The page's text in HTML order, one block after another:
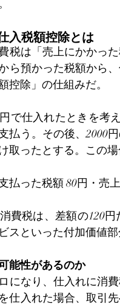
入税額控除とは
税は「売上にかかっ
ら預かった税額から
控除」の仕組みだ。
で仕入れたときを考
払う。その後、2000
取ったとする。この
払った税額 80円・売
費税は、差額の120
スといった付加価値
能性があるのか
になり、仕入れに消
仕入れた場合、取引